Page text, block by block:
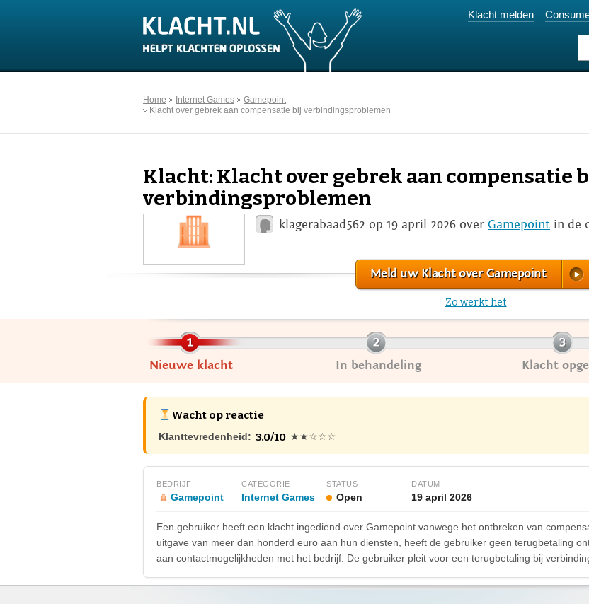
Klacht melden
Home Internet Games
Gamepoint
Klacht over gebrek aan compensatie bij verbindingsproblemen
Klacht: Klacht over gebrek aan compensatie
verbindingsproblemen
klagerabaad562 op 19 april 2026 over Gamepoint in de
Meld uw Klacht over Gamepoint
Zo werkt het
Nieuwe klacht In behandeling Klacht
Wacht op reactie
Klanttevredenheid: 3.0/10 ★★☆☆☆
BEDRIJF
Gamepoint
CATEGORIE
Internet Games
STATUS
Open
DATUM
19 april 2026
Een gebruiker heeft een klacht ingediend over Gamepoint vanwege het ontbreken van
uitgave van meer dan honderd euro aan hun diensten, heeft de gebruiker geen terugbetaling
aan contactmogelijkheden met het bedrijf. De gebruiker pleit voor een terugbetaling bij